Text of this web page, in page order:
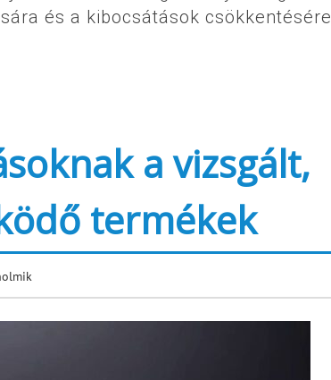
és a kibocsátások csökkentésére
a vizsgált,
termékek